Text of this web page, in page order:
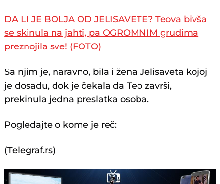
DA LI JE BOLJA OD JELISAVETE? Teova bivša
se skinula na jahti, pa OGROMNIM grudima
preznojila sve! (FOTO)
Sa njim je, naravno, bila i žena Jelisaveta kojoj
je dosadu, dok je čekala da Teo završi,
prekinula jedna preslatka osoba.
Pogledajte o kome je reč:
(Telegraf.rs)